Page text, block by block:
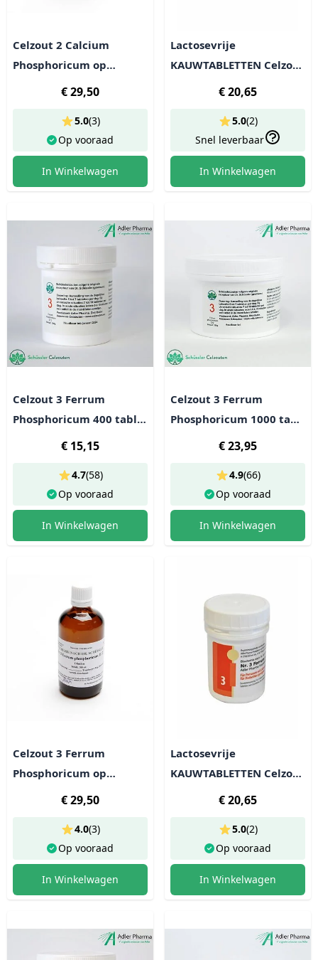
Celzout 2 Calcium
Phosphoricum op
alcoholbasis - lactosevrij
€ 29,50
Op vooraad
5.0(3)
In Winkelwagen
Lactosevrije
KAUWTABLETTEN Celzout
2 Calcium phosphoricum
€ 20,65
Snel leverbaar
5.0(2)
In Winkelwagen
Celzout 3 Ferrum
Phosphoricum 400 tabl
€ 15,15
Op vooraad
4.7(58)
In Winkelwagen
Celzout 3 Ferrum
Phosphoricum 1000 tabl
€ 23,95
Op vooraad
4.9(66)
In Winkelwagen
Celzout 3 Ferrum
Phosphoricum op
alcoholbasis - lactosevrij
€ 29,50
Op vooraad
4.0(3)
In Winkelwagen
Lactosevrije
KAUWTABLETTEN Celzout
3 Ferrum Phosphoricum
€ 20,65
Op vooraad
5.0(2)
In Winkelwagen